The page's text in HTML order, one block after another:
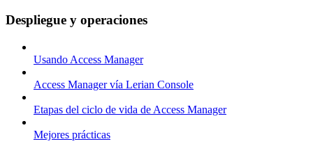
Despliegue y operaciones
Usando Access Manager
Access Manager vía Lerian Console
Etapas del ciclo de vida de Access Manager
Mejores prácticas